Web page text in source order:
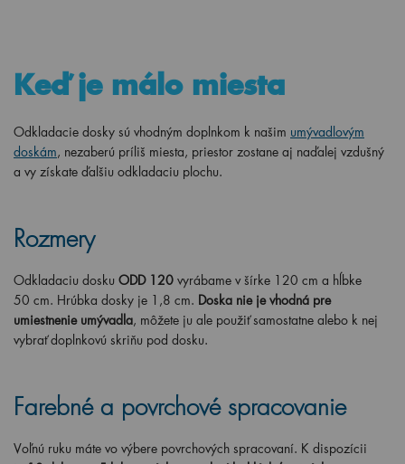
Keď je málo miesta
Odkladacie dosky sú vhodným doplnkom k našim umývadlovým
doskám, nezaberú príliš miesta, priestor zostane aj naďalej vzdušný
a vy získate ďalšiu odkladaciu plochu.
Rozmery
Odkladaciu dosku ODD 120 vyrábame v šírke 120 cm a hĺbke
50 cm. Hrúbka dosky je 1,8 cm. Doska nie je vhodná pre
umiestnenie umývadla, môžete ju ale použiť samostatne alebo k nej
vybrať doplnkovú skriňu pod dosku.
Farebné a povrchové spracovanie
Voľnú ruku máte vo výbere povrchových spracovaní. K dispozícii